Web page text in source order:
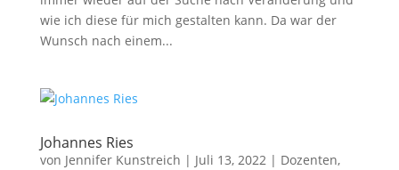
wie ich diese für mich gestalten kann. Da war der
Wunsch nach einem...
Johannes Ries
von Jennifer Kunstreich | Juli 13, 2022| Dozenten,